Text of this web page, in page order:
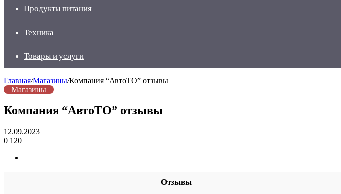
Продукты питания
Техника
Товары и услуги
Главная/Магазины/Компания “АвтоТО” отзывы
Магазины
Компания “АвтоТО” отзывы
12.09.2023
0 120
Отзывы